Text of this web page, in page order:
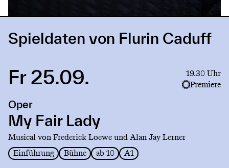
Spieldaten von Flurin Caduff
Link
My
Fair
Lady
Fr 25.09.
19.30 Uhr
Premiere
Oper
My Fair Lady
Musical von Frederick Loewe und Alan Jay Lerner
Einführung
Bühne ab 10 A1